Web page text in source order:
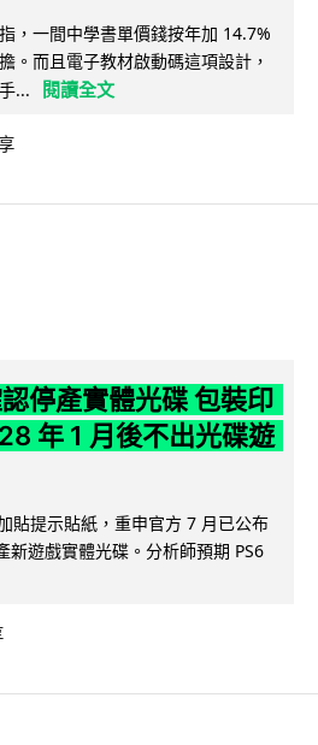
，一間中學書單價錢按年加 14.7%
。而且電子教材啟動碼這項設計，
...
閱讀全文
停產實體光碟 包裝印
年 1 月後不出光碟遊
貼提示貼紙，重申官方 7 月已公布
新遊戲實體光碟。分析師預期 PS6